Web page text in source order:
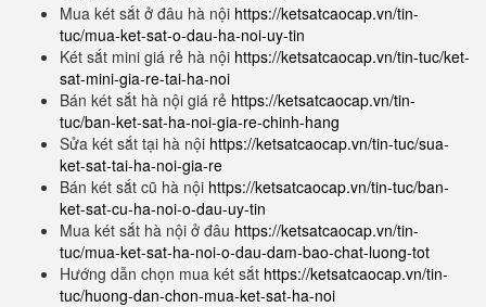
Mua két sắt ở đâu hà nội https://ketsatcaocap.vn/tin-
tuc/mua-ket-sat-o-dau-ha-noi-uy-tin
Két sắt mini giá rẻ hà nội https://ketsatcaocap.vn/tin-tuc/ket-
sat-mini-gia-re-tai-ha-noi
Bán két sắt hà nội giá rẻ https://ketsatcaocap.vn/tin-
tuc/ban-ket-sat-ha-noi-gia-re-chinh-hang
Sửa két sắt tại hà nội https://ketsatcaocap.vn/tin-tuc/sua-
ket-sat-tai-ha-noi-gia-re
Bán két sắt cũ hà nội https://ketsatcaocap.vn/tin-tuc/ban-
ket-sat-cu-ha-noi-o-dau-uy-tin
Mua két sắt hà nội ở đâu https://ketsatcaocap.vn/tin-
tuc/mua-ket-sat-ha-noi-o-dau-dam-bao-chat-luong-tot
Hướng dẫn chọn mua két sắt https://ketsatcaocap.vn/tin-
tuc/huong-dan-chon-mua-ket-sat-ha-noi